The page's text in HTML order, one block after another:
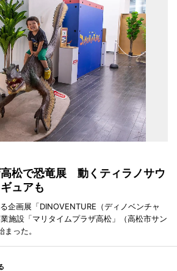
松で恐竜展 動くティラノサウ
ュアも
企画展「DINOVENTURE（ディノベンチャ
施設「マリタイムプラザ高松」（高松市サン
った。